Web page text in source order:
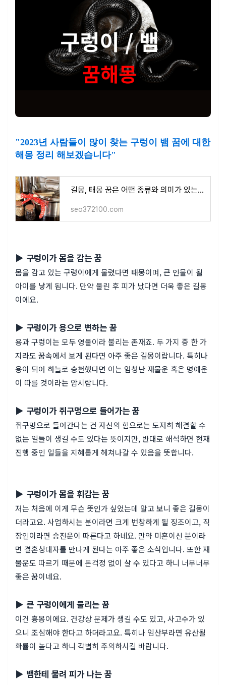
"2023년 사람들이 많이 찾는 구렁이 뱀 꿈에 대한
해몽 정리 해보겠습니다"
길몽, 태몽 꿈은 어떤 종류와 의미가 있는지 알아 보겠습니다.
seo372100.com
▶ 구렁이가 몸을 감는 꿈
몸을 감고 있는 구렁이에게 물렸다면 태몽이며, 큰 인물이 될
아이를 낳게 됩니다. 만약 물린 후 피가 났다면 더욱 좋은 길몽
이에요.
▶ 구렁이가 용으로 변하는 꿈
용과 구렁이는 모두 영물이라 불리는 존재죠. 두 가지 중 한 가
지라도 꿈속에서 보게 된다면 아주 좋은 길몽이랍니다. 특히나
용이 되어 하늘로 승천했다면 이는 엄청난 재물운 혹은 명예운
이 따를 것이라는 암시랍니다.
▶ 구렁이가 쥐구멍으로 들어가는 꿈
쥐구멍으로 들어간다는 건 자신의 힘으로는 도저히 해결할 수
없는 일들이 생길 수도 있다는 뜻이지만, 반대로 해석하면 현재
진행 중인 일들을 지혜롭게 헤쳐나갈 수 있음을 뜻합니다.
▶ 구렁이가 몸을 휘감는 꿈
저는 처음에 이게 무슨 뜻인가 싶었는데 알고 보니 좋은 길몽이
더라고요. 사업하시는 분이라면 크게 번창하게 될 징조이고, 직
장인이라면 승진운이 따른다고 하네요. 만약 미혼이신 분이라
면 결혼상대자를 만나게 된다는 아주 좋은 소식입니다. 또한 재
물운도 따르기 때문에 돈걱정 없이 살 수 있다고 하니 너무너무
좋은 꿈이네요.
▶ 큰 구렁이에게 물리는 꿈
이건 흉몽이에요. 건강상 문제가 생길 수도 있고, 사고수가 있
으니 조심해야 한다고 하더라고요. 특히나 임산부라면 유산될
확률이 높다고 하니 각별히 주의하시길 바랍니다.
▶ 뱀한테 물려 피가 나는 꿈